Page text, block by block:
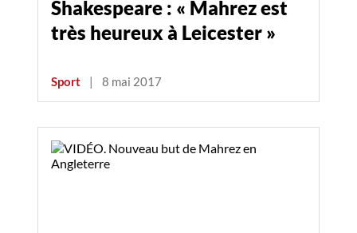
Shakespeare : « Mahrez est
très heureux à Leicester »
Sport | 8 mai 2017